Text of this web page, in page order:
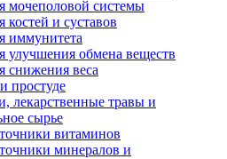
мочеполовой системы
и суставов
иммунитета
обмена веществ
веса
простуде
лекарственные травы и
сырье
витаминов
минералов и